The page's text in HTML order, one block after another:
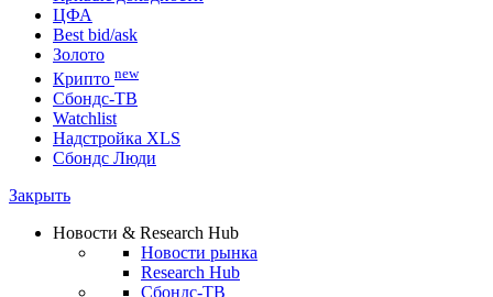
Портфель
Консенсусы
Поиск облигаций (ИИ)
Кривые доходности
ЦФА
Best bid/ask
Золото
Крипто new
Watchlist
Сбондс Люди